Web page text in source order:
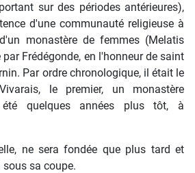
sur des périodes antérieures),
d'une communauté religieuse à
monastère de femmes (Melatis
Frédégonde, en l'honneur de saint
Par ordre chronologique, il était le
le premier, un monastère
été quelques années plus tôt, à
ne sera fondée que plus tard et
sous sa coupe.